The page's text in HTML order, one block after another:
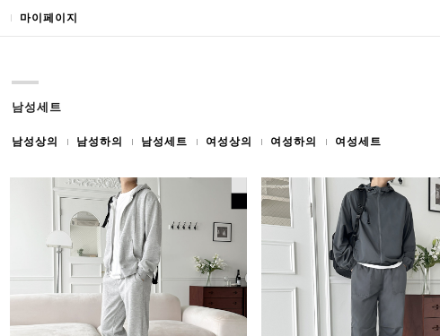
마이페이지
남성세트
남성상의 남성하의 남성세트 여성상의 여성하의 여성세트